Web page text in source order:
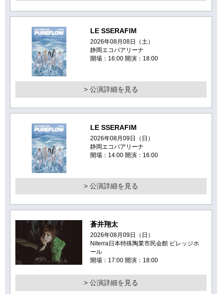
LE SSERAFIM
2026年08月08日（土）
静岡エコパアリーナ
開場：16:00 開演：18:00
> 公演詳細を見る
LE SSERAFIM
2026年08月09日（日）
静岡エコパアリーナ
開場：14:00 開演：16:00
> 公演詳細を見る
蒼井翔太
2026年08月09日（日）
Niterra日本特殊陶業市民会館 ビレッジホ
ール
開場：17:00 開演：18:00
> 公演詳細を見る